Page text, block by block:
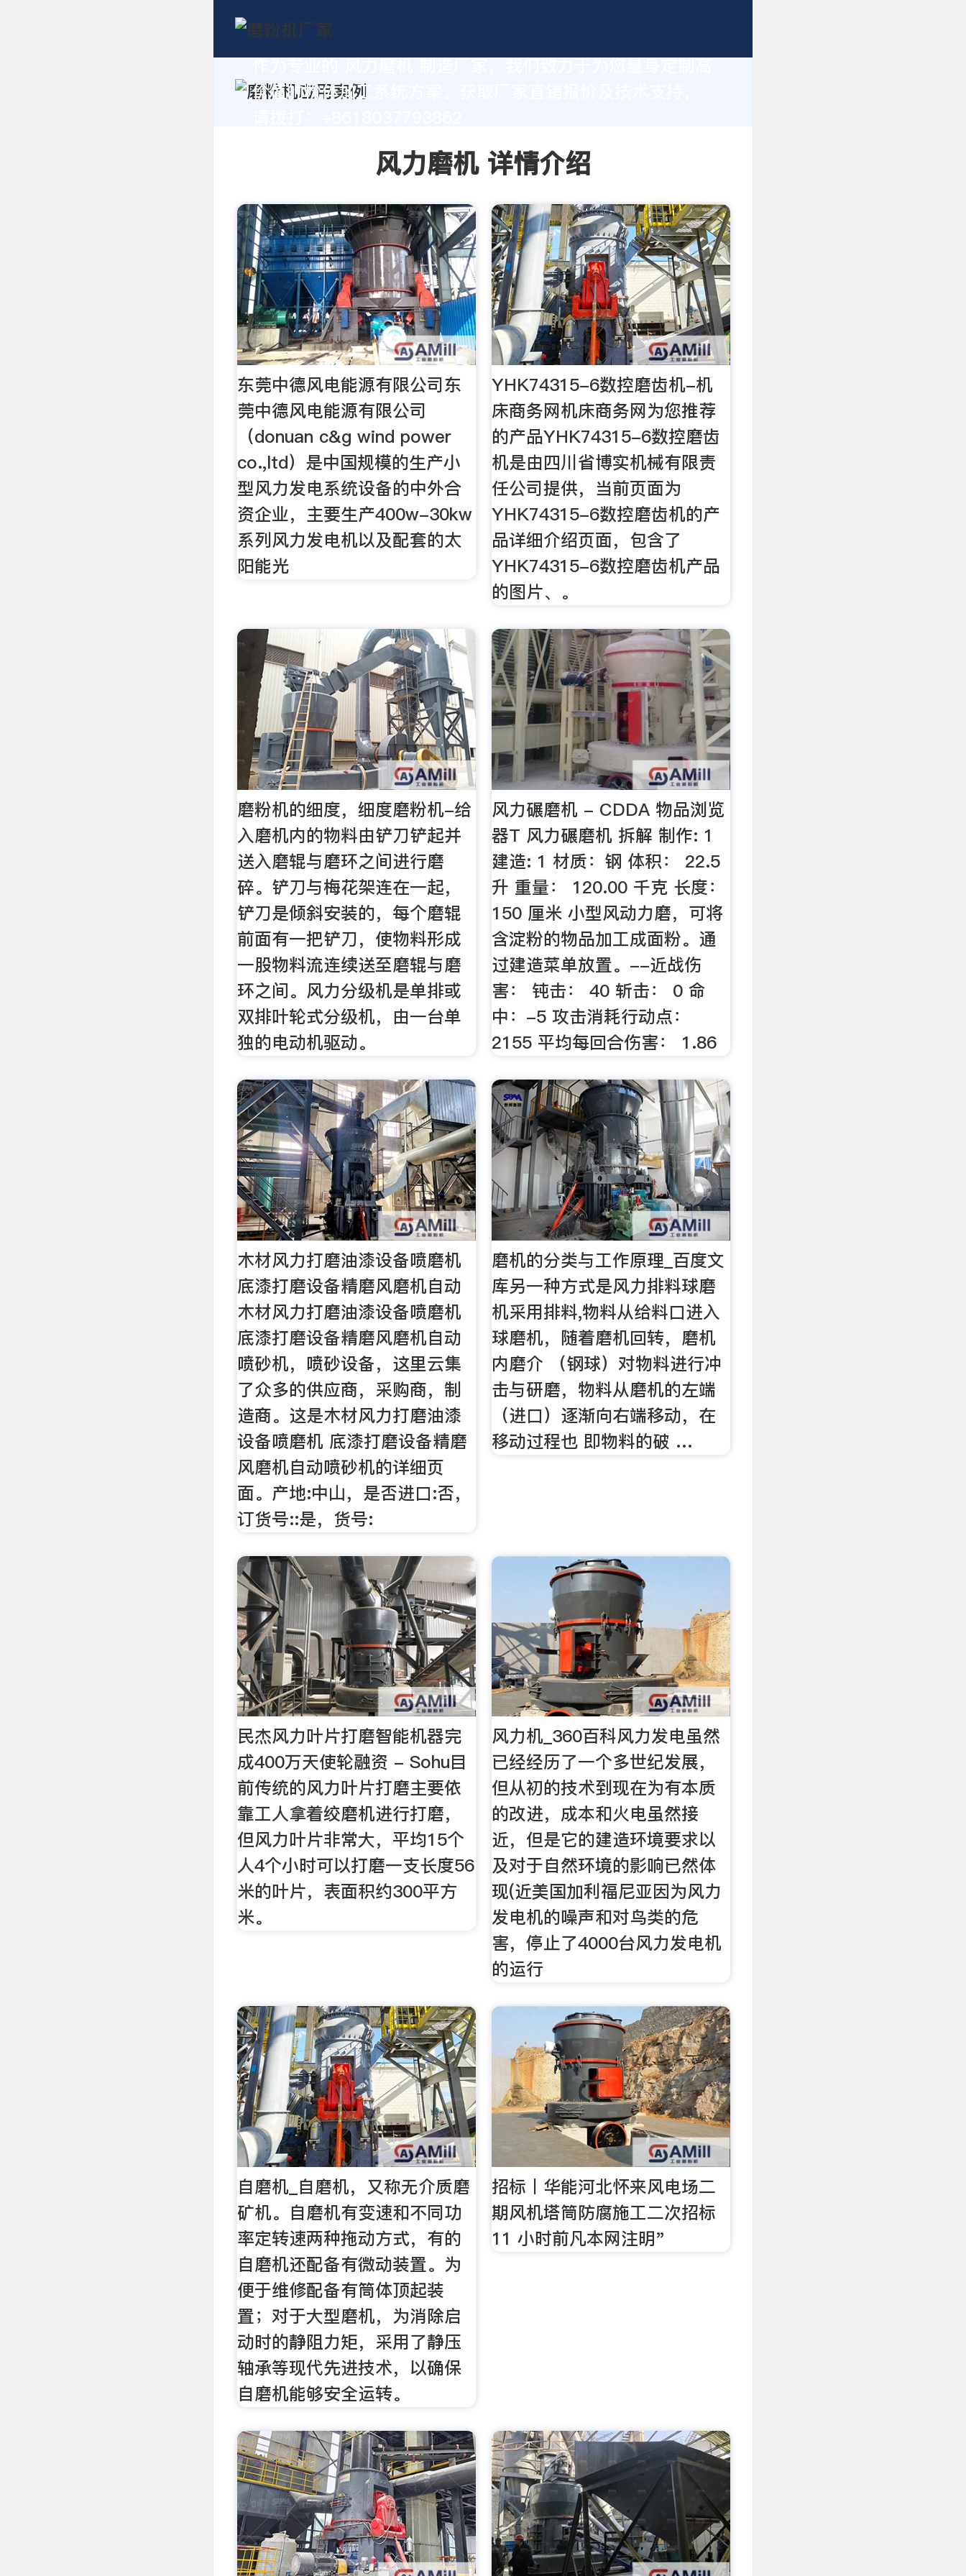
价值的粉体加工系统方案。获取厂家直销报价及技术支持，
风力磨机 详情介绍
东莞中德风电能源有限公司东
莞中德风电能源有限公司
（donuan c&g wind power
co.,ltd）是中国规模的生产小
型风力发电系统设备的中外合
资企业，主要生产400w-30kw
系列风力发电机以及配套的太
阳能光
YHK74315-6数控磨齿机-机
床商务网机床商务网为您推荐
的产品YHK74315-6数控磨齿
机是由四川省博实机械有限责
任公司提供，当前页面为
YHK74315-6数控磨齿机的产
品详细介绍页面，包含了
YHK74315-6数控磨齿机产品
的图片、。
磨粉机的细度，细度磨粉机-给
入磨机内的物料由铲刀铲起并
送入磨辊与磨环之间进行磨
碎。铲刀与梅花架连在一起，
铲刀是倾斜安装的，每个磨辊
前面有一把铲刀，使物料形成
一股物料流连续送至磨辊与磨
环之间。风力分级机是单排或
双排叶轮式分级机，由一台单
独的电动机驱动。
风力碾磨机 - CDDA 物品浏览
器T 风力碾磨机 拆解 制作: 1
建造: 1 材质：钢 体积： 22.5
升 重量： 120.00 千克 长度：
150 厘米 小型风动力磨，可将
含淀粉的物品加工成面粉。通
过建造菜单放置。--近战伤
害： 钝击： 40 斩击： 0 命
中：-5 攻击消耗行动点：
2155 平均每回合伤害： 1.86
木材风力打磨油漆设备喷磨机
底漆打磨设备精磨风磨机自动
木材风力打磨油漆设备喷磨机
底漆打磨设备精磨风磨机自动
喷砂机，喷砂设备，这里云集
了众多的供应商，采购商，制
造商。这是木材风力打磨油漆
设备喷磨机 底漆打磨设备精磨
风磨机自动喷砂机的详细页
面。产地:中山，是否进口:否，
订货号::是，货号:
磨机的分类与工作原理_百度文
库另一种方式是风力排料球磨
机采用排料,物料从给料口进入
球磨机，随着磨机回转，磨机
内磨介 （钢球）对物料进行冲
击与研磨，物料从磨机的左端
（进口）逐渐向右端移动，在
移动过程也 即物料的破 …
民杰风力叶片打磨智能机器完
成400万天使轮融资 - Sohu目
前传统的风力叶片打磨主要依
靠工人拿着绞磨机进行打磨，
但风力叶片非常大，平均15个
人4个小时可以打磨一支长度56
米的叶片，表面积约300平方
米。
风力机_360百科风力发电虽然
已经经历了一个多世纪发展，
但从初的技术到现在为有本质
的改进，成本和火电虽然接
近，但是它的建造环境要求以
及对于自然环境的影响已然体
现(近美国加利福尼亚因为风力
发电机的噪声和对鸟类的危
害，停止了4000台风力发电机
的运行
自磨机_自磨机，又称无介质磨
矿机。自磨机有变速和不同功
率定转速两种拖动方式，有的
自磨机还配备有微动装置。为
便于维修配备有筒体顶起装
置；对于大型磨机，为消除启
动时的静阻力矩，采用了静压
轴承等现代先进技术，以确保
自磨机能够安全运转。
招标丨华能河北怀来风电场二
期风机塔筒防腐施工二次招标
11 小时前凡本网注明"